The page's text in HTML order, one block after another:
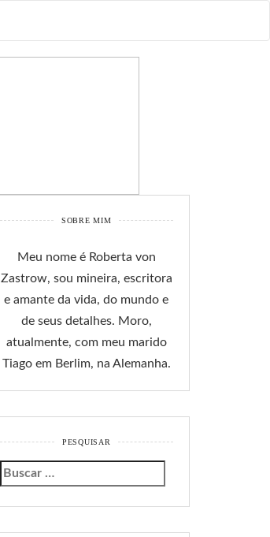
SOBRE MIM
Meu nome é Roberta von
Zastrow, sou mineira, escritora
e amante da vida, do mundo e
de seus detalhes. Moro,
atualmente, com meu marido
Tiago em Berlim, na Alemanha.
PESQUISAR